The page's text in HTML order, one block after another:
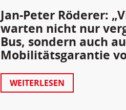
Jan-Peter Röderer:
warten nicht nur
Bus, sondern auch
Mobilitätsgarantie
WEITERLESEN